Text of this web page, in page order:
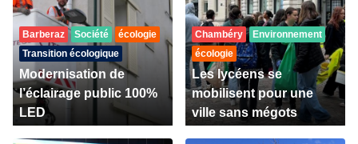
Barberaz Société
écologie
Transition écologique
Modernisation de
l’éclairage public 100%
LED
Chambéry
Environnement
écologie
Les lycéens se
mobilisent pour une
ville sans mégots